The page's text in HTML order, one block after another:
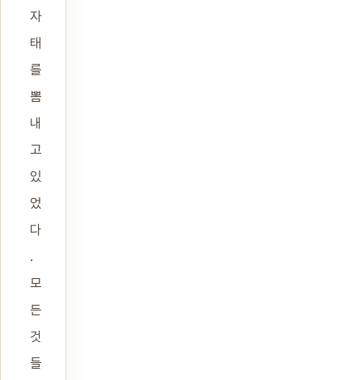
자
태
를
뽐
내
고
있
었
다
.
모
든
것
들